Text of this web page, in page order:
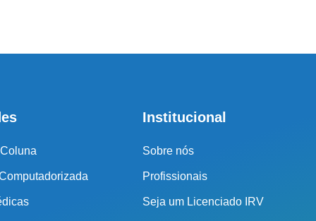
Institucional
Sobre nós
Profissionais
Seja um Licenciado IRV
0800 494 8888